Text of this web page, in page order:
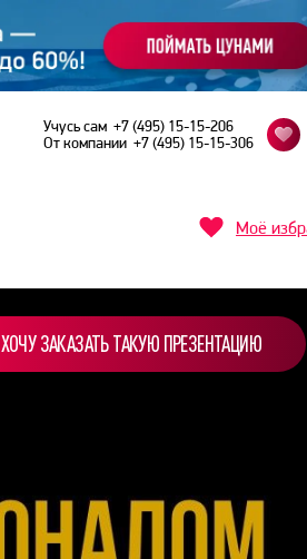
Учусь сам +7 (495) 15-15-206
От компании +7 (495) 15-15-306
Моё
ХОЧУ ЗАКАЗАТЬ ТАКУЮ ПРЕЗЕНТАЦИЮ